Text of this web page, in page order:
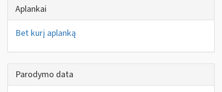
Aplankai
Bet kurį aplanką
Parodymo data